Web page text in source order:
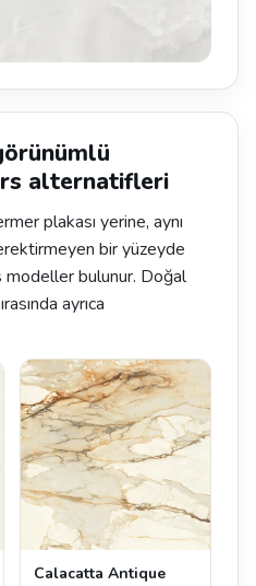
alternatifleri
plakası yerine, aynı
bir yüzeyde
bulunur. Doğal
ayrıca
Calacatta Antique